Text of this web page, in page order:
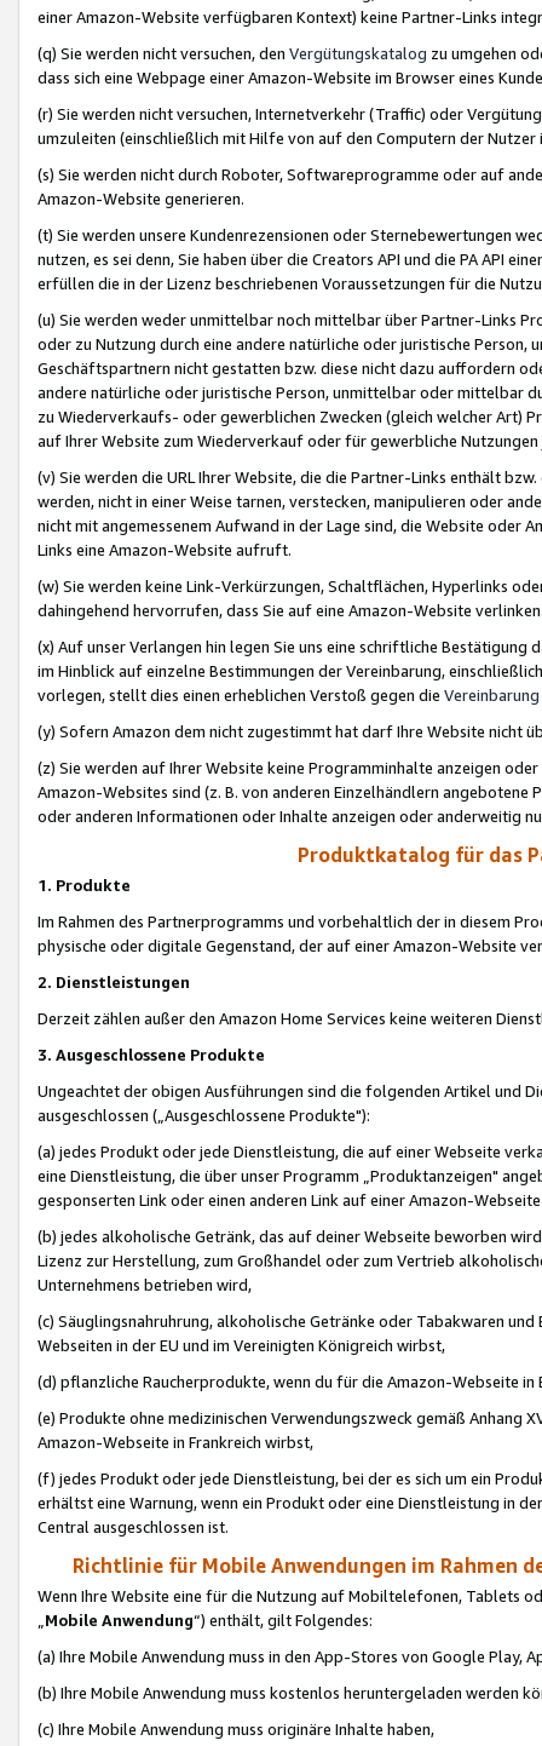
einer Amazon-Website verfügbaren Kontext) keine Partner-Links
(q) Sie werden nicht versuchen, den Vergütungskatalog zu umgehen
dass sich eine Webpage einer Amazon-Website im Browser eines
(r) Sie werden nicht versuchen, Internetverkehr (Traffic) oder
umzuleiten (einschließlich mit Hilfe von auf den Computern der
(s) Sie werden nicht durch Roboter, Softwareprogramme oder auf
Amazon-Website generieren.
(t) Sie werden unsere Kundenrezensionen oder Sternebewertungen
nutzen, es sei denn, Sie haben über die Creators API und die PA API
erfüllen die in der Lizenz beschriebenen Voraussetzungen für die
(u) Sie werden weder unmittelbar noch mittelbar über Partner-Links
oder zu Nutzung durch eine andere natürliche oder juristische
Geschäftspartnern nicht gestatten bzw. diese nicht dazu auffordern
andere natürliche oder juristische Person, unmittelbar oder mittelbar
zu Wiederverkaufs- oder gewerblichen Zwecken (gleich welcher Art)
auf Ihrer Website zum Wiederverkauf oder für gewerbliche
(v) Sie werden die URL Ihrer Website, die die Partner-Links enthält
werden, nicht in einer Weise tarnen, verstecken, manipulieren oder
nicht mit angemessenem Aufwand in der Lage sind, die Website oder
Links eine Amazon-Website aufruft.
(w) Sie werden keine Link-Verkürzungen, Schaltflächen, Hyperlinks
dahingehend hervorrufen, dass Sie auf eine Amazon-Website
(x) Auf unser Verlangen hin legen Sie uns eine schriftliche
im Hinblick auf einzelne Bestimmungen der Vereinbarung,
vorlegen, stellt dies einen erheblichen Verstoß gegen die Vereinbarung
(y) Sofern Amazon dem nicht zugestimmt hat darf Ihre Website nicht
(z) Sie werden auf Ihrer Website keine Programminhalte anzeigen
Amazon-Websites sind (z. B. von anderen Einzelhändlern
oder anderen Informationen oder Inhalte anzeigen oder anderweitig
Produktkatalog für das
1. Produkte
Im Rahmen des Partnerprogramms und vorbehaltlich der in diesem
physische oder digitale Gegenstand, der auf einer Amazon-Website
2. Dienstleistungen
Derzeit zählen außer den Amazon Home Services keine weiteren
3. Ausgeschlossene Produkte
Ungeachtet der obigen Ausführungen sind die folgenden Artikel und
ausgeschlossen („Ausgeschlossene Produkte"):
(a) jedes Produkt oder jede Dienstleistung, die auf einer Webseite
eine Dienstleistung, die über unser Programm „Produktanzeigen"
gesponserten Link oder einen anderen Link auf einer Amazon-
(b) jedes alkoholische Getränk, das auf deiner Webseite beworben
Lizenz zur Herstellung, zum Großhandel oder zum Vertrieb
Unternehmens betrieben wird,
(c) Säuglingsnahruhrung, alkoholische Getränke oder Tabakwaren
Webseiten in der EU und im Vereinigten Königreich wirbst,
(d) pflanzliche Raucherprodukte, wenn du für die Amazon-Webseite in
(e) Produkte ohne medizinischen Verwendungszweck gemäß Anhang
Amazon-Webseite in Frankreich wirbst,
(f) jedes Produkt oder jede Dienstleistung, bei der es sich um ein
erhältst eine Warnung, wenn ein Produkt oder eine Dienstleistung in
Central ausgeschlossen ist.
Richtlinie für Mobile Anwendungen im Rahmen
Wenn Ihre Website eine für die Nutzung auf Mobiltelefonen, Tablets
„Mobile Anwendung“) enthält, gilt Folgendes:
(a) Ihre Mobile Anwendung muss in den App-Stores von Google Play,
(b) Ihre Mobile Anwendung muss kostenlos heruntergeladen werden
(c) Ihre Mobile Anwendung muss originäre Inhalte haben,